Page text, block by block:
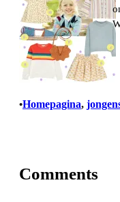
•Homepagina,
Comments